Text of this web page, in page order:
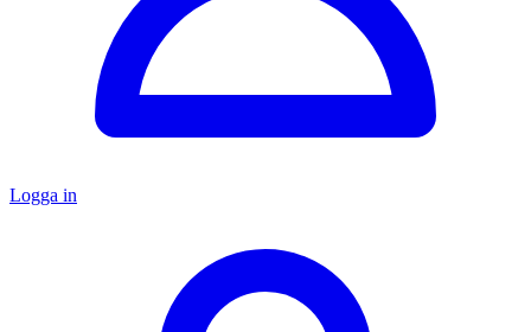
Logga in